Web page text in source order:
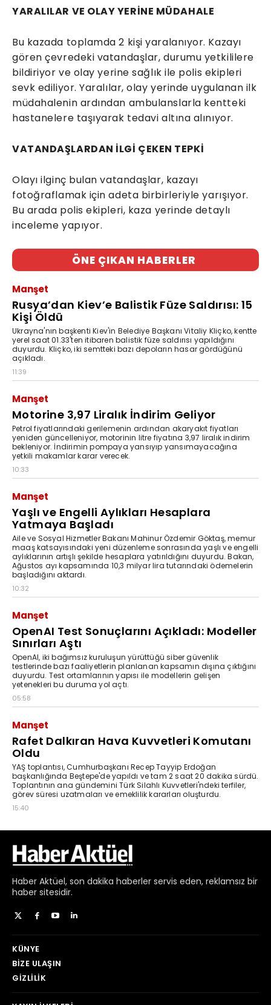
Haber Aktüel, son dakika haberler servis eden, reklamsız bir
haber sitesidir.
KÜNYE
BIZE ULAŞIN
GIZLILIK